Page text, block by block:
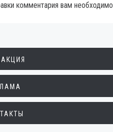
комментария вам необходимо